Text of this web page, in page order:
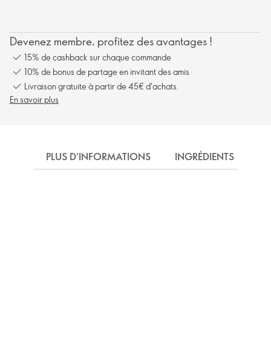
Devenez membre, profitez des avantages !
15% de cashback sur chaque commande
10% de bonus de partage en invitant des amis
Livraison gratuite à partir de 45€ d'achats.
En savoir plus
PLUS D'INFORMATIONS INGRÉDIENTS